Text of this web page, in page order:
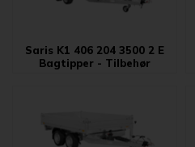
Saris K1 406 204 3500 2 E
Bagtipper - Tilbehør